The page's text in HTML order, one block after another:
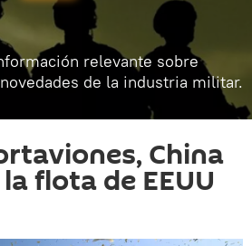
relevante sobre
de la industria militar.
China
flota de EEUU